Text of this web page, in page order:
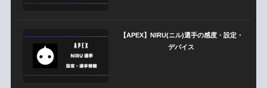
【APEX】NIRU(ニル)選手の感度・設定・
デバイス